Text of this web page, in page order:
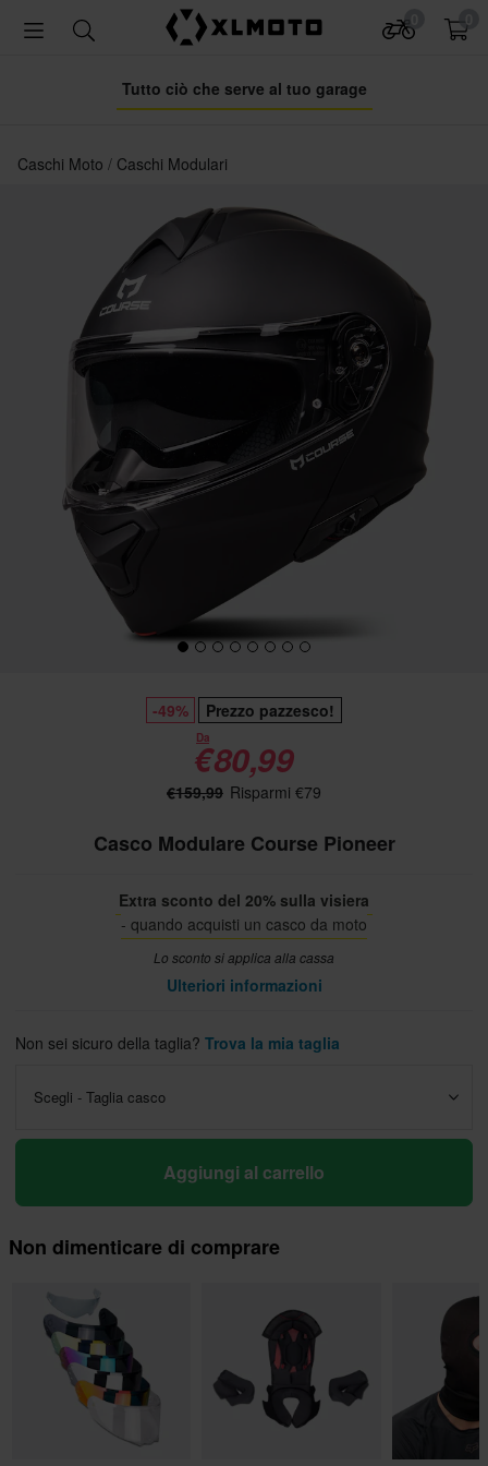
Tutto ciò che serve al tuo garage
Caschi Moto Caschi Modulari
-49% Prezzo pazzesco!
Da
€80,99
€159,99 Risparmi €79
Casco Modulare Course Pioneer
Extra sconto del 20% sulla visiera
- quando acquisti un casco da moto
Lo sconto si applica alla cassa
Ulteriori informazioni
Non sei sicuro della taglia? Trova la mia taglia
Scegli - Taglia casco
Aggiungi al carrello
Non dimenticare di comprare